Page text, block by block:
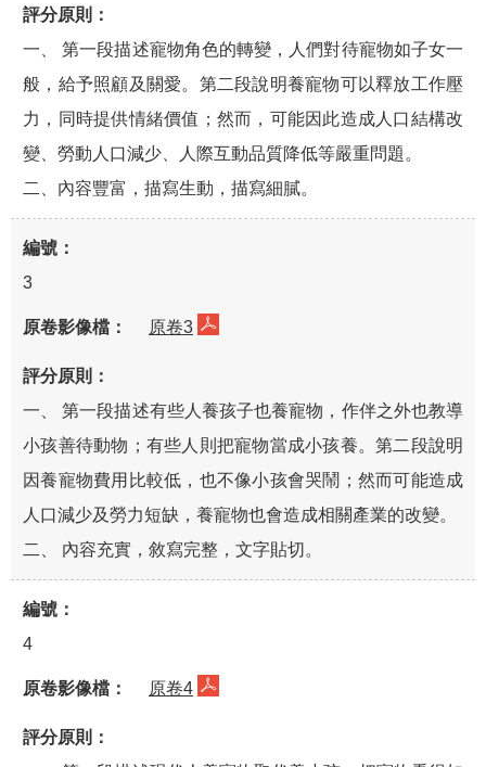
一、 第一段描述寵物角色的轉變，人們對待寵物如子女一
般，給予照顧及關愛。第二段說明養寵物可以釋放工作壓
力，同時提供情緒價值；然而，可能因此造成人口結構改
變、勞動人口減少、人際互動品質降低等嚴重問題。
二、內容豐富，描寫生動，描寫細膩。
3
原卷3
一、 第一段描述有些人養孩子也養寵物，作伴之外也教導
小孩善待動物；有些人則把寵物當成小孩養。第二段說明
因養寵物費用比較低，也不像小孩會哭鬧；然而可能造成
人口減少及勞力短缺，養寵物也會造成相關產業的改變。
二、 內容充實，敘寫完整，文字貼切。
4
原卷4